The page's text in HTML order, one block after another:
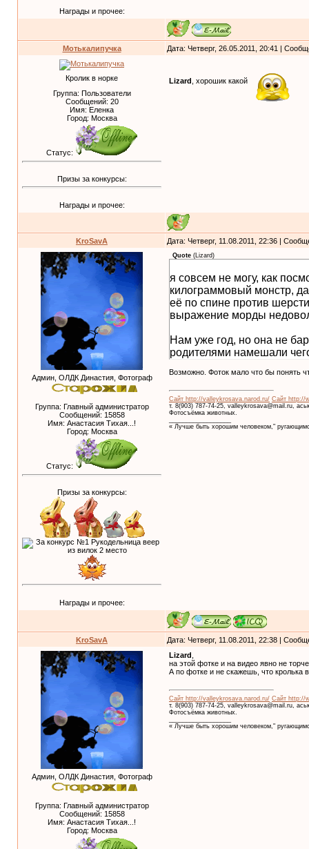
Награды и прочее:
Мотькалипучка Дата: Четверг, 26.05.2011, 20:41 |
Кролик в норке
Группа: Пользователи
Сообщений: 20
Имя: Еленка
Город: Москва
Статус:
Призы за конкурсы:
Награды и прочее:
Lizard , хорошик какой
KroSavA Дата: Четверг, 11.08.2011, 22:36 |
Админ, ОЛДК Династия, Фотограф
Группа: Главный администратор
Сообщений: 15858
Имя: Анастасия Тихая...!
Город: Москва
Статус:
Призы за конкурсы:
Награды и прочее:
Quote (Lizard)
я совсем не могу, как
килограммовый монстр,
её по спине против
выражение морды
Нам уже год, но она не
родителями намешали
Возможно. Фоток мало что бы понять
Сайт http://valleykrosava.narod.ru/ Сайт http://
т. 8(903) 787-74-25, valleykrosava@mail.ru,
Фотосъёмка животных.
« Лучше быть хорошим человеком,"
KroSavA Дата: Четверг, 11.08.2011, 22:38 |
Админ, ОЛДК Династия, Фотограф
Группа: Главный администратор
Сообщений: 15858
Имя: Анастасия Тихая...!
Город: Москва
Lizard
на этой фотке и на видео явно не
А по фотке и не скажешь, что кролька
Сайт http://valleykrosava.narod.ru/ Сайт http://
т. 8(903) 787-74-25, valleykrosava@mail.ru,
Фотосъёмка животных.
« Лучше быть хорошим человеком,"